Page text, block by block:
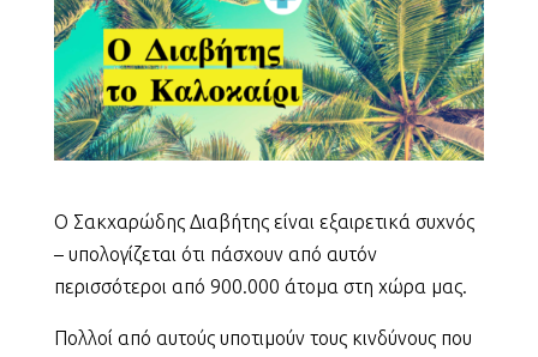
Ο Σακχαρώδης Διαβήτης είναι εξαιρετικά συχνός
– υπολογίζεται ότι πάσχουν από αυτόν
περισσότεροι από 900.000 άτομα στη χώρα μας.
Πολλοί από αυτούς υποτιμούν τους κινδύνους που